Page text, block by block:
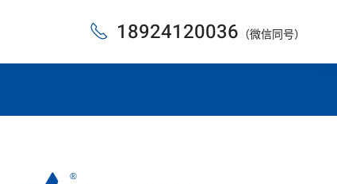
18924120036 （微信同号）